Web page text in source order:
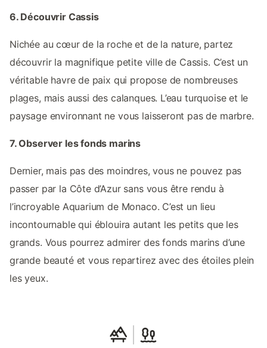
6. Découvrir Cassis
Nichée au cœur de la roche et de la nature, partez
découvrir la magnifique petite ville de Cassis. C’est un
véritable havre de paix qui propose de nombreuses
plages, mais aussi des calanques. L’eau turquoise et le
paysage environnant ne vous laisseront pas de marbre.
7. Observer les fonds marins
Dernier, mais pas des moindres, vous ne pouvez pas
passer par la Côte d’Azur sans vous être rendu à
l’incroyable Aquarium de Monaco. C’est un lieu
incontournable qui éblouira autant les petits que les
grands. Vous pourrez admirer des fonds marins d’une
grande beauté et vous repartirez avec des étoiles plein
les yeux.